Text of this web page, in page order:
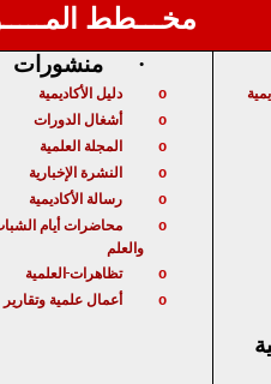
مخـــطط
· منشورات
o دليل الأكاديمية
o أشغال الدورات
o المجلة العلمية
o النشرة الإخبارية
o رسالة الأكاديمية
o
محاضرات أيام
والعلم
o تظاهراتالعلمية
o أعمال علمية وتقارير